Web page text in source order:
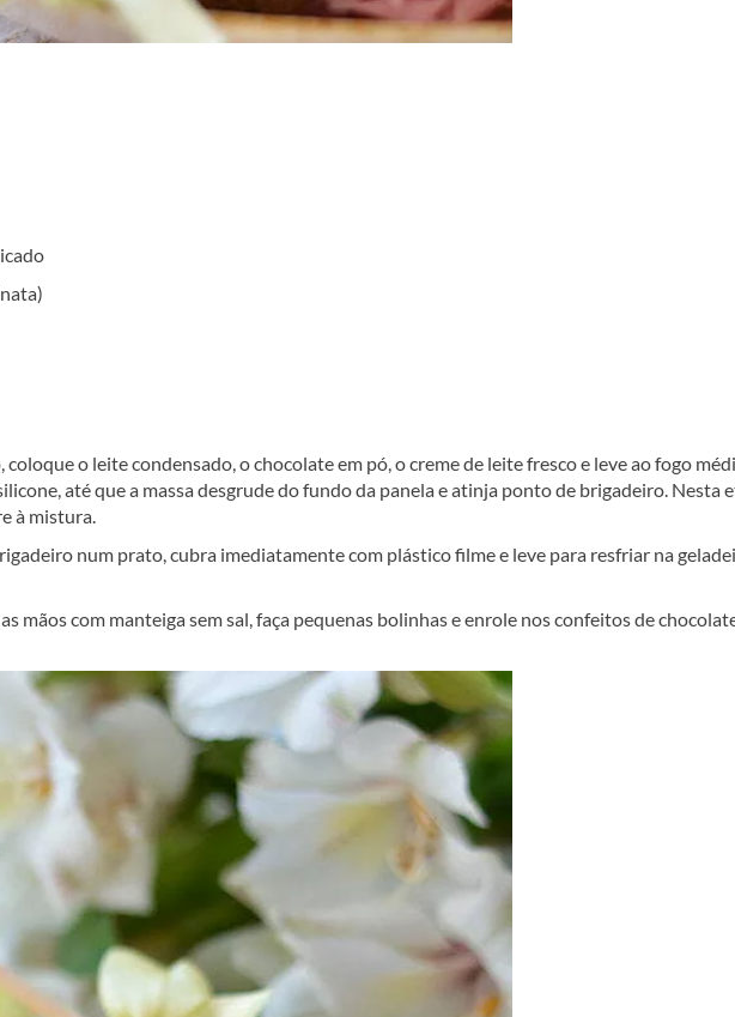
o leite condensado, o chocolate em pó, o creme de leite fresco e leve ao fogo
até que a massa desgrude do fundo da panela e atinja ponto de brigadeiro. Nesta
à mistura.
num prato, cubra imediatamente com plástico filme e leve para resfriar na
mãos com manteiga sem sal, faça pequenas bolinhas e enrole nos confeitos de